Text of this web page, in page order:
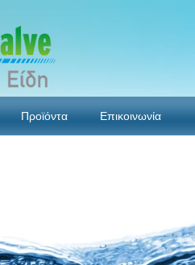
Προϊόντα Επικοινωνία